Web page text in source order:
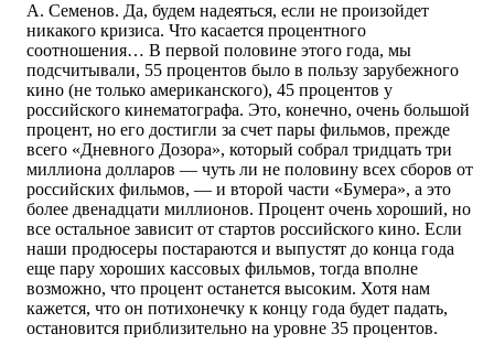
А. Семенов. Да, будем надеяться, если не произойдет
никакого кризиса. Что касается процентного
соотношения… В первой половине этого года, мы
подсчитывали, 55 процентов было в пользу зарубежного
кино (не только американского), 45 процентов у
российского кинематографа. Это, конечно, очень большой
процент, но его достигли за счет пары фильмов, прежде
всего «Дневного Дозора», который собрал тридцать три
миллиона долларов — чуть ли не половину всех сборов от
российских фильмов, — и второй части «Бумера», а это
более двенадцати миллионов. Процент очень хороший, но
все остальное зависит от стартов российского кино. Если
наши продюсеры постараются и выпустят до конца года
еще пару хороших кассовых фильмов, тогда вполне
возможно, что процент останется высоким. Хотя нам
кажется, что он потихонечку к концу года будет падать,
остановится приблизительно на уровне 35 процентов.